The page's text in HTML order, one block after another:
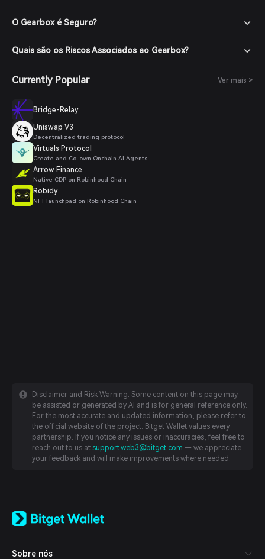
O Gearbox é Seguro?
Quais são os Riscos Associados ao Gearbox?
Currently Popular Ver mais >
Bridge-Relay
Uniswap V3
Decentralized trading protocol
Virtuals Protocol
Create and Co-own Onchain AI Agents .
Arrow Finance
Native CDP on Robinhood Chain
Robidy
NFT launchpad on Robinhood Chain
Disclaimer and Risk Warning: Some content on this page may
be assisted or generated by AI and is for general reference only.
For the most accurate and updated information, please refer to
the official website of the project. Bitget Wallet values every
partnership. If you notice any issues or inaccuracies, feel free to
reach out to us at support.web3@bitget.com — we appreciate
your feedback and will make improvements where needed.
日本語
Español (Latinoamérica)
Sobre nós